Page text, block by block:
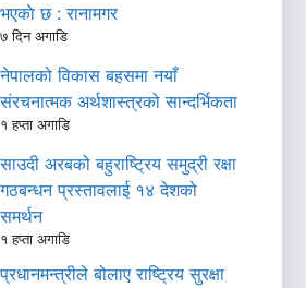
भएकाे छ : रानामगर
७ दिन अगाडि
नेपालको विकास बहसमा नयाँ
संरचनात्मक अर्थशास्त्रको सान्दर्भिकता
१ हप्ता अगाडि
साउदी अरबको बहुराष्ट्रिय समुद्री रक्षा
गठबन्धन प्रस्तावलाई १४ देशको
समर्थन
१ हप्ता अगाडि
प्रधानमन्त्रीले बोलाए राष्ट्रिय सुरक्षा